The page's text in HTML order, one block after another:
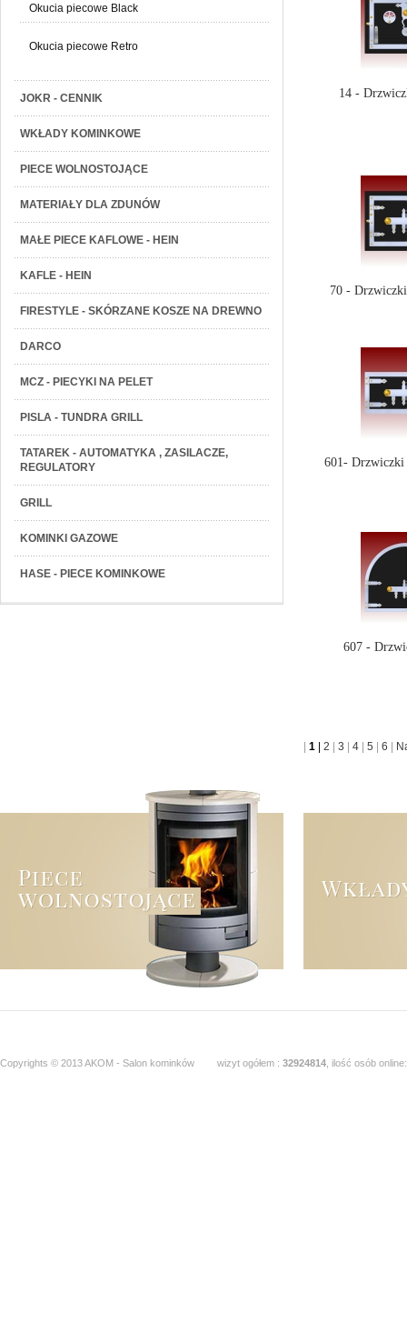
Okucia piecowe Black
Okucia piecowe Retro
JOKR - CENNIK
WKŁADY KOMINKOWE
PIECE WOLNOSTOJĄCE
MATERIAŁY DLA ZDUNÓW
MAŁE PIECE KAFLOWE - HEIN
KAFLE - HEIN
FIRESTYLE - SKÓRZANE KOSZE NA DREWNO
DARCO
MCZ - PIECYKI NA PELET
PISLA - TUNDRA GRILL
TATAREK - AUTOMATYKA , ZASILACZE,
REGULATORY
GRILL
KOMINKI GAZOWE
HASE - PIECE KOMINKOWE
14 -
70 -
601- Drzwiczki
607 -
1 2 3 4 5 6
Copyrights © 2013 AKOM - Salon kominków wizyt ogółem : 32924814 , ilość osób